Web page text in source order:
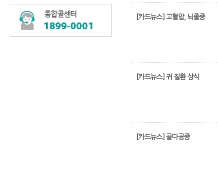
통합콜센터 [카드뉴스] 고혈압, 뇌졸중
[카드뉴스] 귀 질환 상식
[카드뉴스] 골다공증